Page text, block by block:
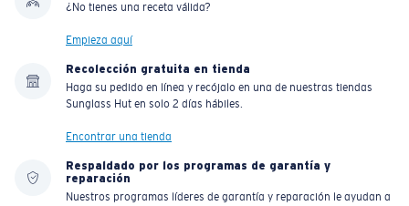
¿No tienes una receta válida?
Empieza aquí
Recolección gratuita en tienda
Haga su pedido en línea y recójalo en una de nuestras tiendas
Sunglass Hut en solo 2 días hábiles.
Encontrar una tienda
Respaldado por los programas de garantía y
reparación
Nuestros programas líderes de garantía y reparación le ayudan a